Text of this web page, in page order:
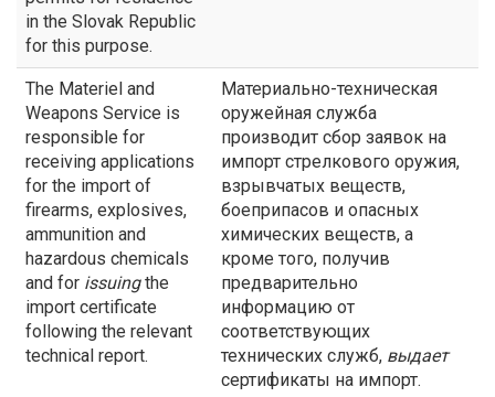
in the Slovak Republic
for this purpose.
The Materiel and
Weapons Service is
responsible for
receiving applications
for the import of
firearms, explosives,
ammunition and
hazardous chemicals
and for issuingthe
import certificate
following the relevant
technical report.
Материально-техническая
оружейная служба
производит сбор заявок на
импорт стрелкового оружия,
взрывчатых веществ,
боеприпасов и опасных
химических веществ, а
кроме того, получив
предварительно
информацию от
соответствующих
технических служб, выдает
сертификаты на импорт.